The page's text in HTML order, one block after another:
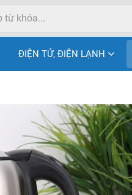
ĐIỆN TỬ, ĐIỆN LẠNH